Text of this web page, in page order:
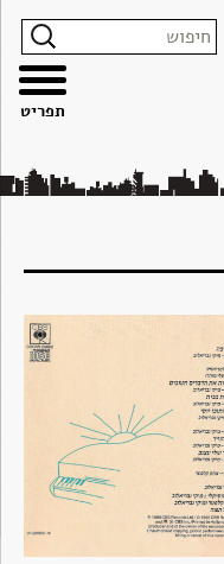
תפריט